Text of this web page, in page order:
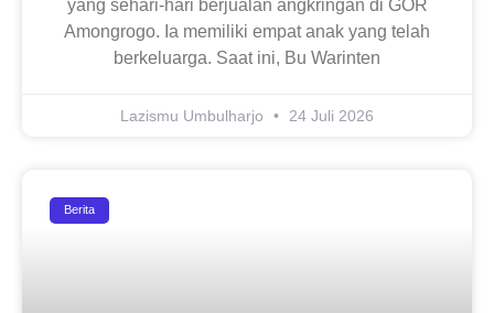
yang sehari-hari berjualan angkringan di GOR
Amongrogo. Ia memiliki empat anak yang telah
berkeluarga. Saat ini, Bu Warinten
Lazismu Umbulharjo 24 Juli 2026
Berita